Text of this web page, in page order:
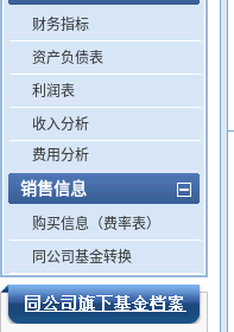
财务指标
资产负债表
利润表
收入分析
费用分析
销售信息
购买信息（费率表）
同公司基金转换